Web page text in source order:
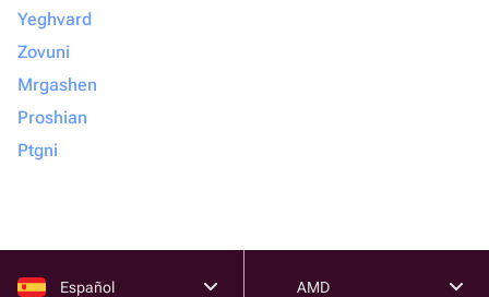
Yeghvard
Zovuni
Mrgashen
Proshian
Ptgni
Español AMD